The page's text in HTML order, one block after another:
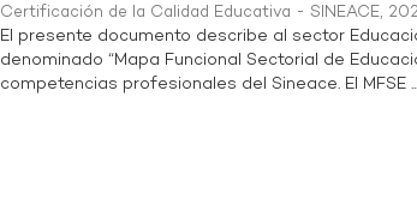
Certificación de la Calidad Educativa - SINEACE,
El presente documento describe al sector
denominado “Mapa Funcional Sectorial de
competencias profesionales del Sineace. El MFSE ...